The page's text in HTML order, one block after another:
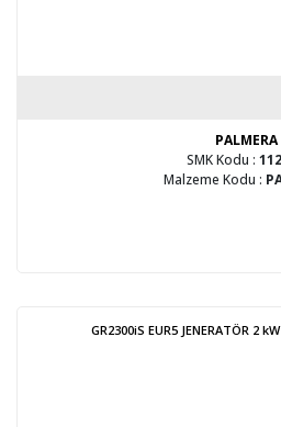
PALMERA
SMK Kodu :
Malzeme Kodu :
GR2300iS EUR5 JENERATÖR 2